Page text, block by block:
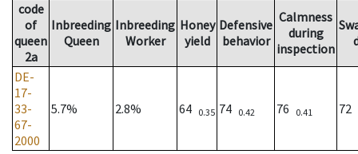
code
of
queen
2a
Inbreeding
Queen
Inbreeding
Worker
Honey
yield
Defensive
behavior
Calmness
during
inspection
DE-
17-
33-
67-
2000
5.7% 2.8% 64 0.35 74 0.42 76 0.41 72